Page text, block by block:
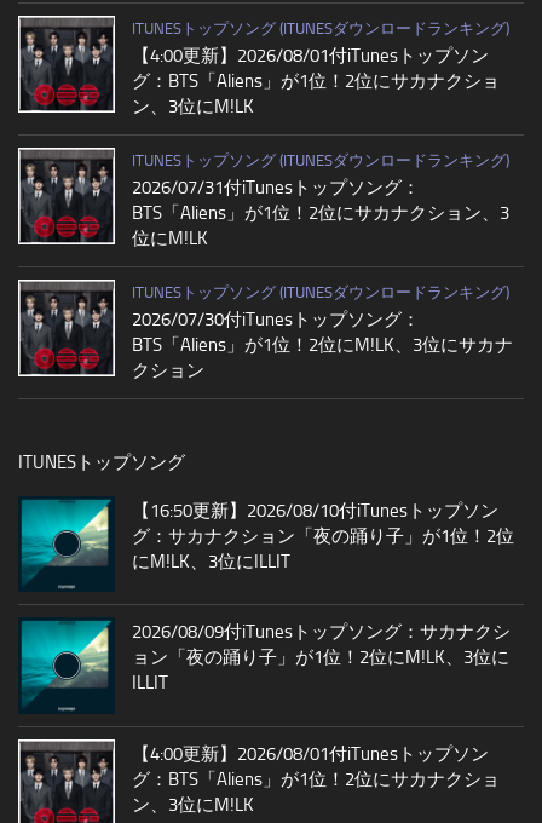
ITUNESトップソング (ITUNESダウンロードランキング)
【4:00更新】2026/08/01付iTunesトップソン
グ：BTS「Aliens」が1位！2位にサカナクショ
ン、3位にM!LK
ITUNESトップソング (ITUNESダウンロードランキング)
2026/07/31付iTunesトップソング：
BTS「Aliens」が1位！2位にサカナクション、3
位にM!LK
ITUNESトップソング (ITUNESダウンロードランキング)
2026/07/30付iTunesトップソング：
BTS「Aliens」が1位！2位にM!LK、3位にサカナ
クション
ITUNESトップソング
【16:50更新】2026/08/10付iTunesトップソン
グ：サカナクション「夜の踊り子」が1位！2位
にM!LK、3位にILLIT
2026/08/09付iTunesトップソング：サカナクシ
ョン「夜の踊り子」が1位！2位にM!LK、3位に
ILLIT
【4:00更新】2026/08/01付iTunesトップソン
グ：BTS「Aliens」が1位！2位にサカナクショ
ン、3位にM!LK